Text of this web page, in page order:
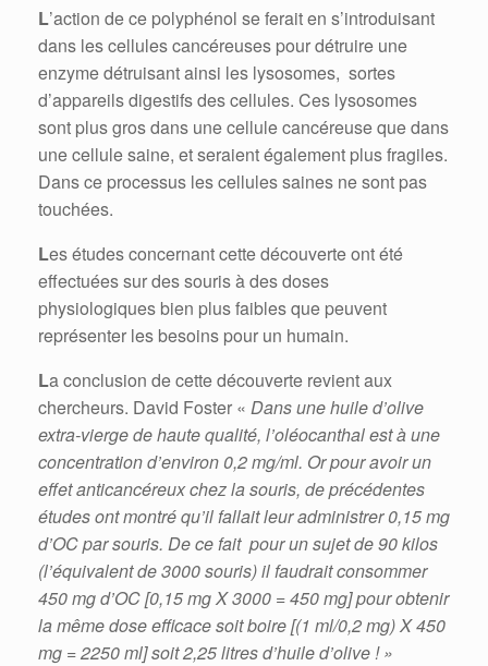
L’action de ce polyphénol se ferait en s’introduisant
dans les cellules cancéreuses pour détruire une
enzyme détruisant ainsi les lysosomes, sortes
d’appareils digestifs des cellules. Ces lysosomes
sont plus gros dans une cellule cancéreuse que dans
une cellule saine, et seraient également plus fragiles.
Dans ce processus les cellules saines ne sont pas
touchées.
Les études concernant cette découverte ont été
effectuées sur des souris à des doses
physiologiques bien plus faibles que peuvent
représenter les besoins pour un humain.
La conclusion de cette découverte revient aux
chercheurs. David Foster « Dans une huile d’olive
extra-vierge de haute qualité, l’oléocanthal est à une
concentration d’environ 0,2 mg/ml. Or pour avoir un
effet anticancéreux chez la souris, de précédentes
études ont montré qu’il fallait leur administrer 0,15 mg
d’OC par souris. De ce fait pour un sujet de 90 kilos
(l’équivalent de 3000 souris) il faudrait consommer
450 mg d’OC [0,15 mg X 3000 = 450 mg] pour obtenir
la même dose efficace soit boire [(1 ml/0,2 mg) X 450
mg = 2250 ml] soit 2,25 litres d’huile d’olive ! »